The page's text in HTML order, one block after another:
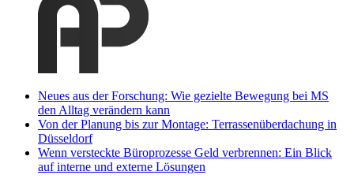
Neues aus der Forschung: Wie gezielte Bewegung bei MS
den Alltag verändern kann
Von der Planung bis zur Montage: Terrassenüberdachung in
Düsseldorf
Wenn versteckte Büroprozesse Geld verbrennen: Ein Blick
auf interne und externe Lösungen